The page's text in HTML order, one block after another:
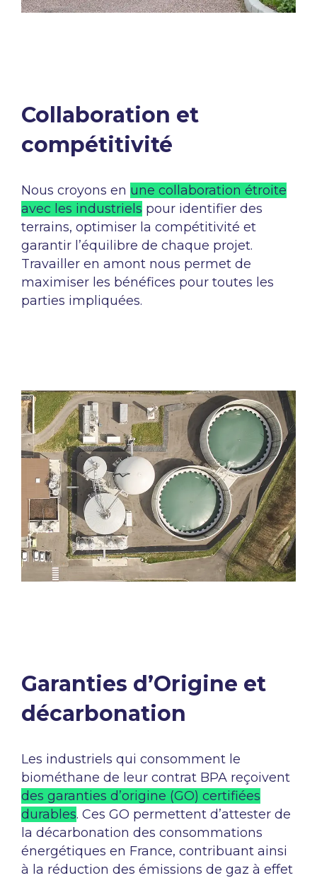
Collaboration et
compétitivité​
Nous croyons en une collaboration étroite
avec les industriels pour identifier des
terrains, optimiser la compétitivité et
garantir l’équilibre de chaque projet.
Travailler en amont nous permet de
maximiser les bénéfices pour toutes les
parties impliquées.
Garanties d’Origine et
décarbonation​ ​ ​ ​
Les industriels qui consomment le
biométhane de leur contrat BPA reçoivent
des garanties d’origine (GO) certifiées
durables. Ces GO permettent d’attester de
la décarbonation des consommations
énergétiques en France, contribuant ainsi
à la réduction des émissions de gaz à effet